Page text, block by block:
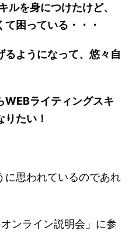
ルを身につけたけど、
困っている・・・
るようになって、悠々自
WEBライティングスキ
たい！
に思われているのであれ
ンライン説明会」に参